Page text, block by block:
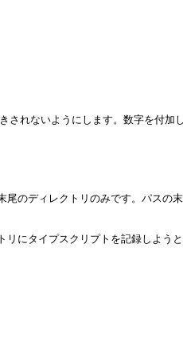
れないようにします。数字を付加
のディレクトリのみです。パスの
にタイプスクリプトを記録しよう